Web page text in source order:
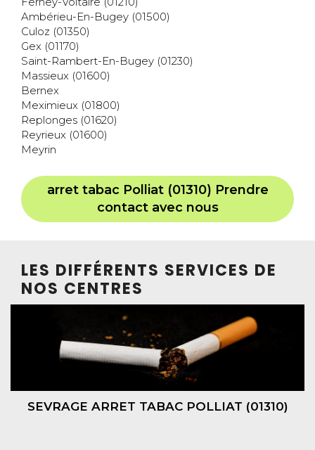
Ambérieu-En-Bugey (01500)
Culoz (01350)
Gex (01170)
Saint-Rambert-En-Bugey (01230)
Massieux (01600)
Bernex
Meximieux (01800)
Replonges (01620)
Reyrieux (01600)
Meyrin
arret tabac Polliat (01310) Prendre
contact avec nous
LES DIFFÉRENTS SERVICES DE
NOS CENTRES
SEVRAGE ARRET TABAC POLLIAT (01310)